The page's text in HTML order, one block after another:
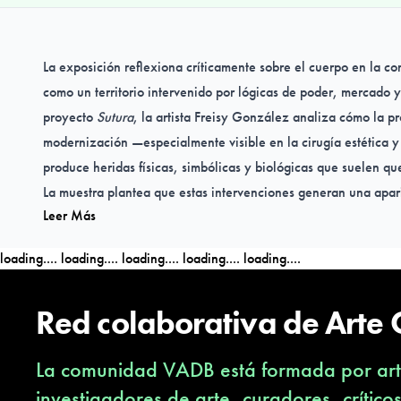
La exposición reflexiona críticamente sobre el cuerpo en la
como un territorio intervenido por lógicas de poder, mercado
proyecto Sutura, la artista Freisy Gonzálezanaliza cómo la
modernización —especialmente visible en la cirugía estética
produce heridas físicas, simbólicas y biológicas que suelen
La muestra plantea que estas intervenciones generan una
pero a costa de una pérdida de vitalidad. La cicatriz y la
qué cuerpos son visibles, deseables o válidos. Incluso
condición del cuerpo como mercancía.
Finalmente, la exposición se propone como un espacio de
testimonios reales, invitando al espectador a mirar, pensar y
“herida” ya no es solo individual ni corporal: es cultural,
Leer Más
loading.... loading.... loading.... loading.... loading....
Red colaborativa de Arte
La comunidad VADB está formada por